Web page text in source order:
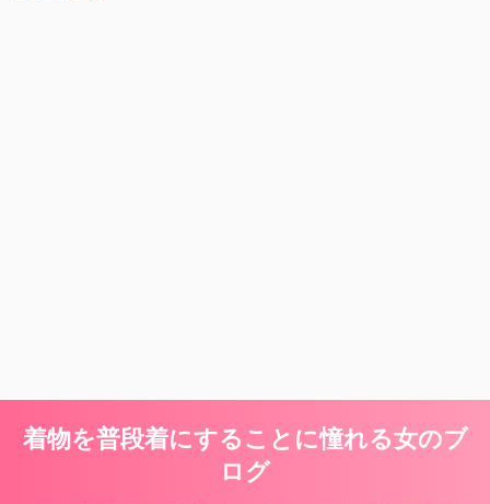
着物を普段着にすることに憧れる女のブ
ログ